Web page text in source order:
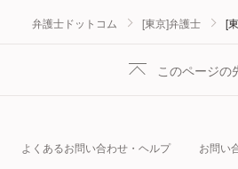
弁護士ドットコム [東京]弁護士 [
このページの
よくあるお問い合わせ・ヘルプ お問い